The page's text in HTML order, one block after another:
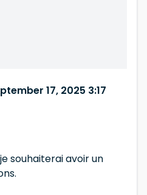
17, 2025 3:17
souhaiterai avoir un